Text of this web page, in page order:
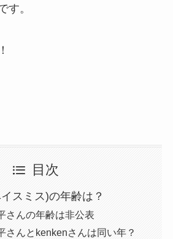
す。
目次
スミス)の年齢は？
さんの年齢は非公表
さんとkenkenさんは同い年？